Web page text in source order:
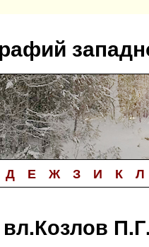
Д Е Ж З И К Л